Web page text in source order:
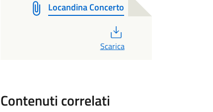
Locandina Concerto
Scarica
Contenuti correlati